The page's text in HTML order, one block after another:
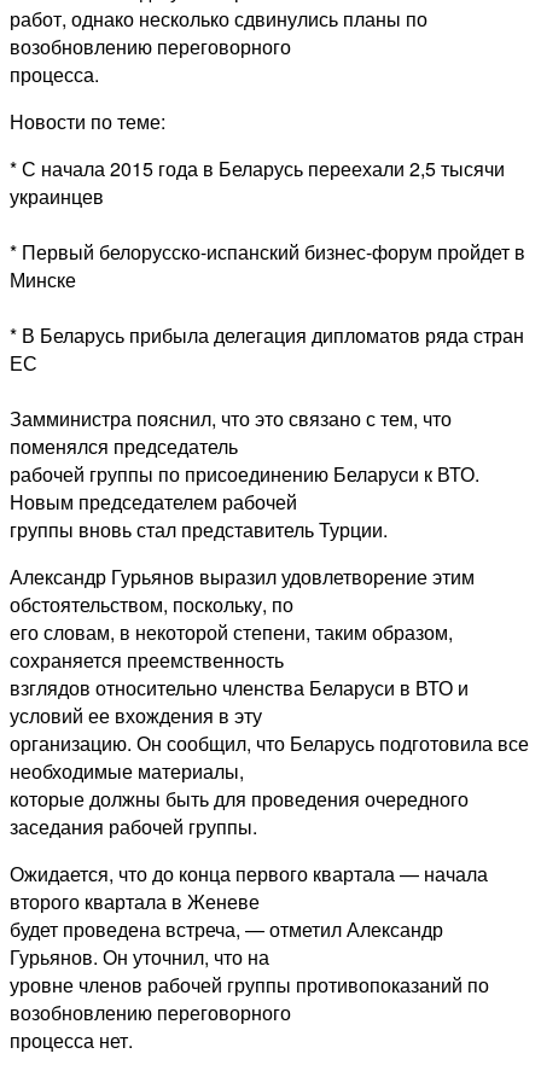
работ, однако несколько сдвинулись планы по
возобновлению переговорного
процесса.
Новости по теме:
* С начала 2015 года в Беларусь переехали 2,5 тысячи
украинцев
* Первый белорусско-испанский бизнес-форум пройдет в
Минске
* В Беларусь прибыла делегация дипломатов ряда стран
ЕС
Замминистра пояснил, что это связано с тем, что
поменялся председатель
рабочей группы по присоединению Беларуси к ВТО.
Новым председателем рабочей
группы вновь стал представитель Турции.
Александр Гурьянов выразил удовлетворение этим
обстоятельством, поскольку, по
его словам, в некоторой степени, таким образом,
сохраняется преемственность
взглядов относительно членства Беларуси в ВТО и
условий ее вхождения в эту
организацию. Он сообщил, что Беларусь подготовила все
необходимые материалы,
которые должны быть для проведения очередного
заседания рабочей группы.
Ожидается, что до конца первого квартала — начала
второго квартала в Женеве
будет проведена встреча, — отметил Александр
Гурьянов. Он уточнил, что на
уровне членов рабочей группы противопоказаний по
возобновлению переговорного
процесса нет.